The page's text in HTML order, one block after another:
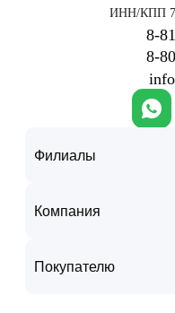
ИНН/КПП
Филиалы
Компания
Покупателю